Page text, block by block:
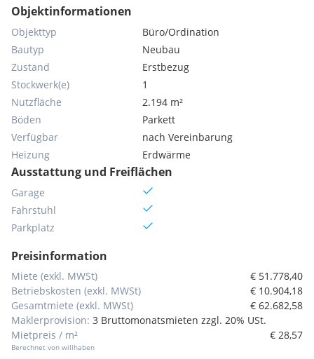
Objektinformationen
Objekttyp
Büro/Ordination
Bautyp
Neubau
Zustand
Erstbezug
Stockwerk(e)
1
Nutzfläche
2.194 m²
Böden
Parkett
Verfügbar
nach Vereinbarung
Heizung
Erdwärme
Ausstattung und Freiflächen
Garage
Fahrstuhl
Parkplatz
Preisinformation
Miete (exkl. MWSt)
€ 51.778,40
Betriebskosten (exkl. MWSt)
€ 10.904,18
Gesamtmiete (exkl. MWSt)
€ 62.682,58
Maklerprovision: 3 Bruttomonatsmieten zzgl. 20% USt.
Mietpreis / m²
Berechnet von willhaben
€ 28,57